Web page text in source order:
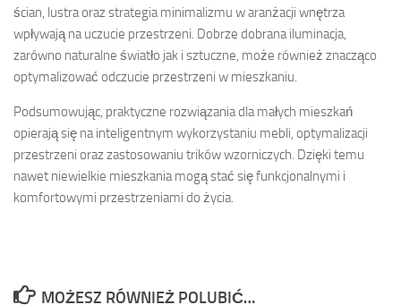
ścian, lustra oraz strategia minimalizmu w aranżacji wnętrza
wpływają na uczucie przestrzeni. Dobrze dobrana iluminacja,
zarówno naturalne światło jak i sztuczne, może również znacząco
optymalizować odczucie przestrzeni w mieszkaniu.
Podsumowując, praktyczne rozwiązania dla małych mieszkań
opierają się na inteligentnym wykorzystaniu mebli, optymalizacji
przestrzeni oraz zastosowaniu trików wzorniczych. Dzięki temu
nawet niewielkie mieszkania mogą stać się funkcjonalnymi i
komfortowymi przestrzeniami do życia.
MOŻESZ RÓWNIEŻ POLUBIĆ…